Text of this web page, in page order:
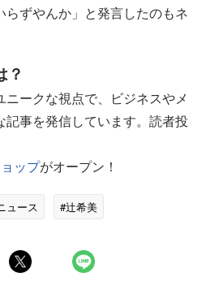
ずやんか」と発言したのもネ
？
ークな視点で、ビジネスやメ
事を発信しています。読者投
ップがオープン！
ュース #辻希美